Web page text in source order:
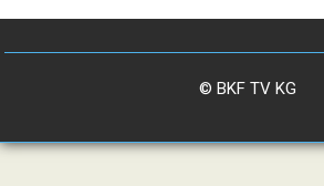
© BKF TV KG